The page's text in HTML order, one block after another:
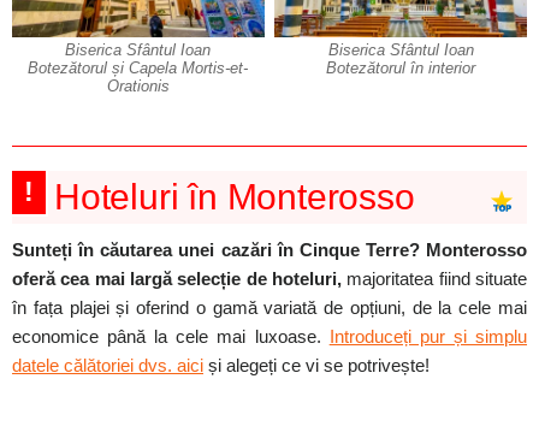
Biserica Sfântul Ioan
Botezătorul și Capela Mortis-et-
Orationis
Biserica Sfântul Ioan
Botezătorul în interior
! Hoteluri în Monterosso
Sunteți în căutarea unei cazări în Cinque Terre? Monterosso
oferă cea mai largă selecție de hoteluri, majoritatea fiind situate
în fața plajei și oferind o gamă variată de opțiuni, de la cele mai
economice până la cele mai luxoase. Introduceți pur și simplu
datele călătoriei dvs. aici și alegeți ce vi se potrivește!